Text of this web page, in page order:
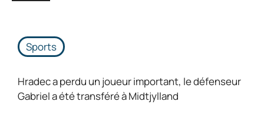
Sports
Hradec a perdu un joueur important, le défenseur
Gabriel a été transféré à Midtjylland